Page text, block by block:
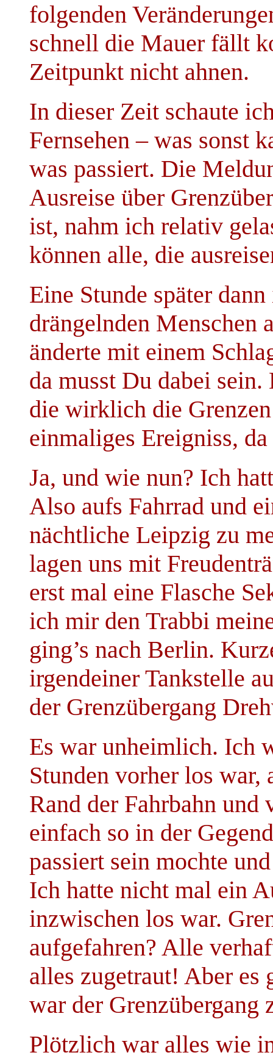
folgenden
schnell die Mauer fällt
Zeitpunkt nicht ahnen.
In dieser Zeit schaute
Fernsehen – was sonst
was passiert. Die
Ausreise über
ist, nahm ich relativ
können alle, die
Eine Stunde später
drängelnden Menschen
änderte mit einem
da musst Du dabei
die wirklich die
einmaliges Ereigniss,
Ja, und wie nun? Ich
Also aufs Fahrrad und
nächtliche Leipzig zu
lagen uns mit
erst mal eine Flasche
ich mir den Trabbi
ging’s nach Berlin.
irgendeiner Tankstelle
der Grenzübergang
Es war unheimlich. Ich
Stunden vorher los war,
Rand der Fahrbahn und
einfach so in der
passiert sein mochte
Ich hatte nicht mal ein
inzwischen los war.
aufgefahren? Alle
alles zugetraut! Aber es
war der Grenzübergang
Plötzlich war alles wie